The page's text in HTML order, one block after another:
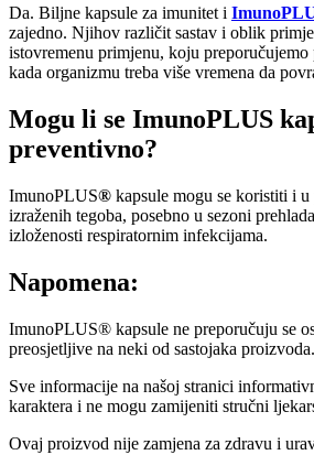
Da. Biljne kapsule za imunitet i
zajedno. Njihov različit sastav i oblik
istovremenu primjenu, koju preporučujemo
kada organizmu treba više vremena da
Mogu li se ImunoPLUS
preventivno?
ImunoPLUS® kapsule mogu se koristiti i u
izraženih tegoba, posebno u sezoni
izloženosti respiratornim infekcijama.
Napomena:
ImunoPLUS® kapsule ne preporučuju se
preosjetljive na neki od sastojaka proizvoda.
Sve informacije na našoj stranici
karaktera i ne mogu zamijeniti stručni
Ovaj proizvod nije zamjena za zdravu i